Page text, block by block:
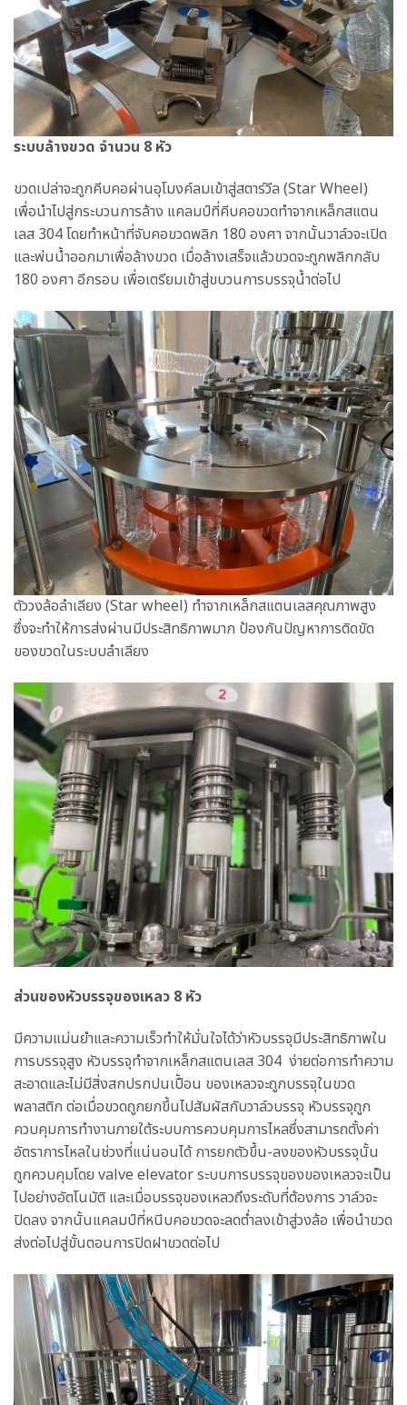
ระบบล้างขวด จำนวน 8 หัว
ขวดเปล่าจะถูกคีบคอผ่านอุโมงค์ลมเข้าสู่สตาร์วีล (Star Wheel)
เพื่อนำไปสู่กระบวนการล้าง แคลมป์ที่คีบคอขวดทำจากเหล็กสแตน
เลส 304 โดยทำหน้าที่จับคอขวดพลิก 180 องศา จากนั้นวาล์วจะเปิด
และพ่นน้ำออกมาเพื่อล้างขวด เมื่อล้างเสร็จแล้วขวดจะถูกพลิกกลับ
180 องศา อีกรอบ เพื่อเตรียมเข้าสู่ขบวนการบรรจุน้ำต่อไป
ตัววงล้อลำเลียง (Star wheel) ทำจากเหล็กสแตนเลสคุณภาพสูง
ซึ่งจะทำให้การส่งผ่านมีประสิทธิภาพมาก ป้องกันปัญหาการติดขัด
ของขวดในระบบลำเลียง
ส่วนของหัวบรรจุของเหลว 8 หัว
มีความแม่นยำและความเร็วทำให้มั่นใจได้ว่าหัวบรรจุมีประสิทธิภาพใน
การบรรจุสูง หัวบรรจุทำจากเหล็กสแตนเลส 304 ง่ายต่อการทำความ
สะอาดและไม่มีสิ่งสกปรกปนเปื้อน ของเหลวจะถูกบรรจุในขวด
พลาสติก ต่อเมื่อขวดถูกยกขึ้นไปสัมผัสกับวาล์วบรรจุ หัวบรรจุถูก
ควบคุมการทำงานภายใต้ระบบการควบคุมการไหลซึ่งสามารถตั้งค่า
อัตราการไหลในช่วงที่แน่นอนได้ การยกตัวขึ้น-ลงของหัวบรรจุนั้น
ถูกควบคุมโดย valve elevator ระบบการบรรจุของของเหลวจะเป็น
ไปอย่างอัตโนมัติ และเมื่อบรรจุของเหลวถึงระดับที่ต้องการ วาล์วจะ
ปิดลง จากนั้นแคลมป์ที่หนีบคอขวดจะลดต่ำลงเข้าสู่วงล้อ เพื่อนำขวด
ส่งต่อไปสู่ขั้นตอนการปิดฝาขวดต่อไป